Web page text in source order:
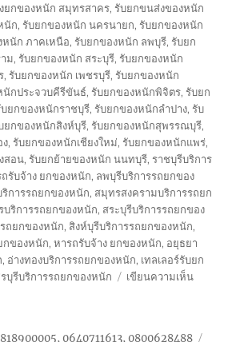
ยกของหนัก สมุทรสาคร,รับยกขนส่งของหนัก
นัก,รับยกของหนัก นครนายก,รับยกของหนัก
หนัก ภาคเหนือ,รับยกของหนัก ลพบุรี,รับยก
ม,รับยกของหนัก สระบุรี,รับยกของหนัก
,รับยกของหนัก เพชรบุรี,รับยกของหนัก
นักประจวบคีรีขันธ์,รับยกของหนักพิจิตร,รับยก
ยกของหนักราชบุรี,รับยกของหนักลำปาง,รับ
ยกของหนักสิงห์บุรี,รับยกของหนักสุพรรณบุรี,
,รับยกของหนักเชียงใหม่,รับยกของหนักแพร่,
สอน,รับยกย้ายของหนัก นนทบุรี,ราชบุรีบริการ
รับจ้าง ยกของหนัก, ลพบุรีบริการรถยกของ
การรถยกของหนัก, สมุทรสงครามบริการรถยก
บริการรถยกของหนัก, สระบุรีบริการรถยกของ
ถยกของหนัก, สิงห์บุรีบริการรถยกของหนัก,
กของหนัก,หารถรับจ้าง ยกของหนัก, อยุธยา
, อ่างทองบริการรถยกของหนัก, เทลเลอร์รับยก
บุรีบริการรถยกของหนัก เขียนความเห็นบน
0640711613, 0800628488